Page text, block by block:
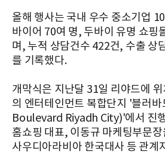
올해 행사는 국내 우수 중소기업
바이어 70여 명, 두바이 유명 쇼핑
며, 누적 상담건수 422건, 수출 상
를 기록했다.
개막식은 지난달 31일 리야드에
의 엔터테인먼트 복합단지 '블러
Boulevard Riyadh City)'에서 진
홈쇼핑 대표, 이동규 마케팅부문
사우디아라비아 한국대사 등 관계